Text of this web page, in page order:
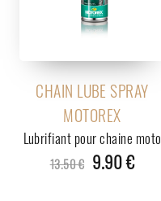
CHAIN LUBE SPRAY
MOTOREX
Lubrifiant pour chaine moto
13.50 € 9.90 €